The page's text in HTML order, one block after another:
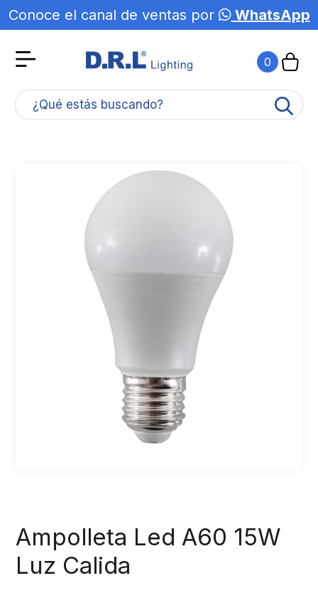
Conoce el canal de ventas por WhatsApp
0
¿Qué estás buscando?
Ampolleta Led A60 15W
Luz Calida